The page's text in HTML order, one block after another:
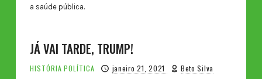
a saúde pública.
JÁ VAI TARDE, TRUMP!
HISTÓRIA POLÍTICA janeiro 21, 2021 Beto Silva